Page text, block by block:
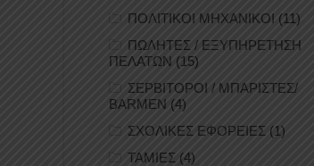
ΠΟΛΙΤΙΚΟΙ ΜΗΧΑΝΙΚΟΙ (11)
ΠΩΛΗΤΕΣ / ΕΞΥΠΗΡΕΤΗΣΗ
ΠΕΛΑΤΩΝ (15)
ΣΕΡΒΙΤΟΡΟΙ / ΜΠΑΡΙΣΤΕΣ/
BARMEN (4)
ΣΧΟΛΙΚΕΣ ΕΦΟΡΕΙΕΣ (1)
ΤΑΜΙΕΣ (4)